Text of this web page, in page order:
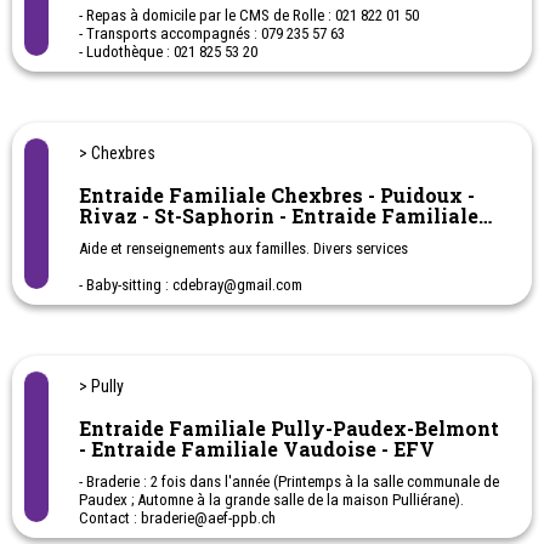
- Repas à domicile par le CMS de Rolle : 021 822 01 50
- Transports accompagnés : 079 235 57 63
- Ludothèque : 021 825 53 20
- Vestiaires enfants : 021 826 07 37
> Chexbres
Entraide Familiale Chexbres - Puidoux -
Rivaz - St-Saphorin - Entraide Familiale
Vaudoise - EFV
Aide et renseignements aux familles. Divers services
- Baby-sitting : cdebray@gmail.com
- Braderie : cdebray@gmail.com
- Halte-jeux & maternelle de Puidoux : 079 123 05 68
- Gym Parent-enfants : pfurst@bluewin.ch
- Transports accompagnés : 079 205 95 45
> Pully
Entraide Familiale Pully-Paudex-Belmont
- Entraide Familiale Vaudoise - EFV
- Braderie : 2 fois dans l'année (Printemps à la salle communale de
Paudex ; Automne à la grande salle de la maison Pulliérane).
Contact : braderie@aef-ppb.ch
- Baby-sitting : 021 691 53 34 - babysitting@aef-ppb.ch